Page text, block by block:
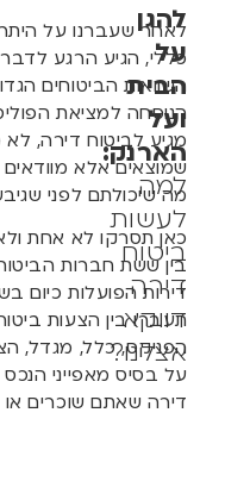
להגן
על
הבית
ועל
הארנק:
למה
לעשות
ביטוח
דירה
דווקא
אצלנו?
לאחר שעברנו על
כללי, הגיע הרגע לדבר
השוואות הביטוחים
הנוסחה למציאת
שמוצאים אלא מוודאים
מה שיכולתם לפני
כאן תסרקו לא אחת ולא
בין ששת חברות הביטוח
תעברו בין הצעות ביטוח
הפניקס, כלל, מגדל,
על בסיס מאפייני הנכס
דירה שאתם שוכרים או